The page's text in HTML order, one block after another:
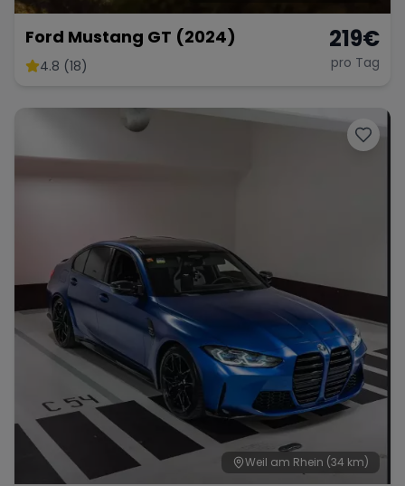
Ford Mustang GT (2024)
4.8 (18)
219€
pro Tag
Weil am Rhein (34 km)